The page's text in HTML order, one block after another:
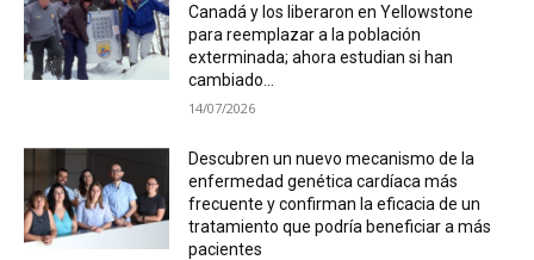
Canadá y los liberaron en Yellowstone
para reemplazar a la población
exterminada; ahora estudian si han
cambiado...
14/07/2026
Descubren un nuevo mecanismo de la
enfermedad genética cardíaca más
frecuente y confirman la eficacia de un
tratamiento que podría beneficiar a más
pacientes